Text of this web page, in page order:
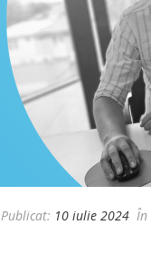
Publicat: 10 iulie 2024 În